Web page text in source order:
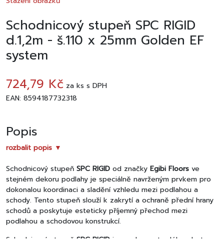
Schodnicový stupeň SPC RIGID
d.1,2m - š.110 x 25mm Golden EF
system
724,79 Kč za ks s DPH
EAN: 8594187732318
Popis
rozbalit popis ▼
Schodnicový stupeň SPC RIGID od značky Egibi Floors ve
stejném dekoru podlahy je speciálně navrženým prvkem pro
dokonalou koordinaci a sladění vzhledu mezi podlahou a
schody. Tento stupeň slouží k zakrytí a ochraně přední hrany
schodů a poskytuje esteticky příjemný přechod mezi
podlahou a schodovou konstrukcí.
Schodnicový stupeň SPC RIGID je vyroben z tvrdého plastu